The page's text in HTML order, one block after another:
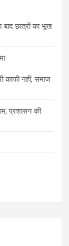
बाद छात्रों का भूख
काफी नहीं, समाज
प्रशासन की